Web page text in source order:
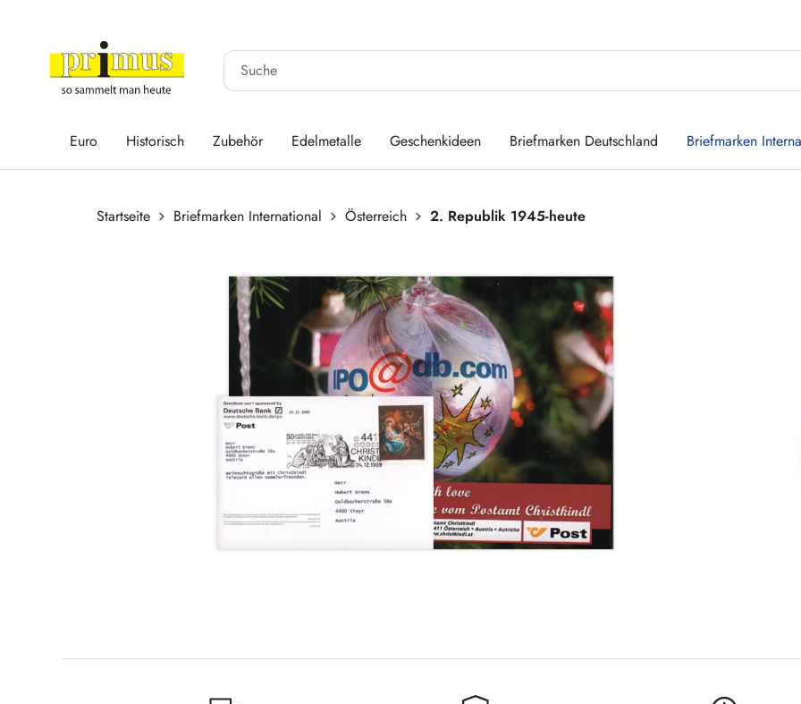
Euro Historisch Zubehör Edelmetalle Geschenkideen Briefmarken Deutschland Briefmarken
Startseite Briefmarken International Österreich
2. Republik 1945-heute